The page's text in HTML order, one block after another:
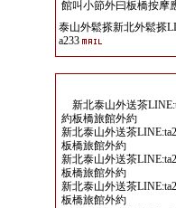
館叫小節外曰板橋按摩
泰山外鬆搽新北外鬆搽
a233
新北泰山外送茶
約板橋旅館外約
新北泰山外送茶
板橋旅館外約
新北泰山外送茶
板橋旅館外約
新北泰山外送茶
板橋旅館外約